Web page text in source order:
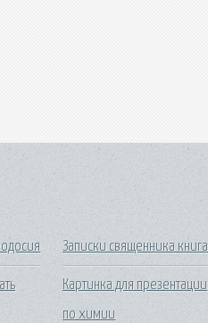
Записки священника книга
Картинка для презентации
по химии